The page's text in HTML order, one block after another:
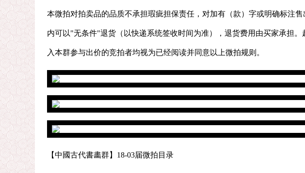
本微拍对拍卖品的品质不承担瑕疵担保责任，对加有（款）字或明确标注
内可以"无条件"退货（以快递系统签收时间为准），退货费用由买家承担。
入本群参与出价的竞拍者均视为已经阅读并同意以上微拍规则。
【中國古代書畵群】18-03届微拍目录